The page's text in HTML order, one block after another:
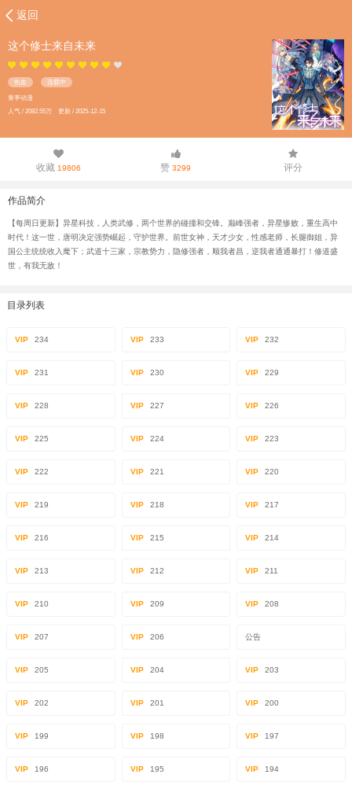
返回
这个修士来自未来
热血 连载中
青葶动漫
人气 / 2082.55万 更新 / 2025-12-15
收藏 19806 赞 3299 评分
作品简介
【每周日更新】异星科技，人类武修，两个世界的碰撞和交锋。巅峰强者，异星惨败，重生高中
时代！这一世，唐明决定强势崛起，守护世界。前世女神，天才少女，性感老师，长腿御姐，异
国公主统统收入麾下；武道十三家，宗教势力，隐修强者，顺我者昌，逆我者通通暴打！修道盛
世，有我无敌！
目录列表
VIP 234 VIP 233 VIP 232
VIP 231 VIP 230 VIP 229
VIP 228 VIP 227 VIP 226
VIP 225 VIP 224 VIP 223
VIP 222 VIP 221 VIP 220
VIP 219 VIP 218 VIP 217
VIP 216 VIP 215 VIP 214
VIP 213 VIP 212 VIP 211
VIP 210 VIP 209 VIP 208
VIP 207 VIP 206 公告
VIP 205 VIP 204 VIP 203
VIP 202 VIP 201 VIP 200
VIP 199 VIP 198 VIP 197
VIP 196 VIP 195 VIP 194